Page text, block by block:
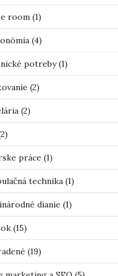
room (1)
(4)
potreby(1)
(2)
(2)
práce (1)
technika (1)
dianie (1)
(15)
(19)